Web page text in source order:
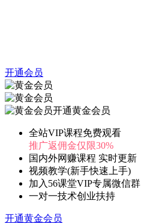
开通会员
开通黄金会员
全站VIP课程免费观看
推广返佣金仅限30%
国内外网赚课程 实时更新
视频教学(新手快速上手)
加入56课堂VIP专属微信群
一对一技术创业扶持
开通黄金会员